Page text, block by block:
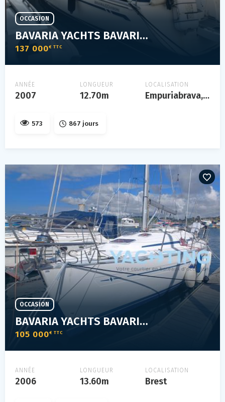
BAVARIA YACHTS BAVARIA 40 VISION
137 000€ TTC
OCCASION
ANNÉE
2007
LONGUEUR
12.70m
LOCALISATION
Empuriabrava, catalogne, espagne
573 867 jours
BAVARIA YACHTS BAVARIA 46 CRUISER
105 000€ TTC
OCCASION
ANNÉE
2006
LONGUEUR
13.60m
LOCALISATION
Brest